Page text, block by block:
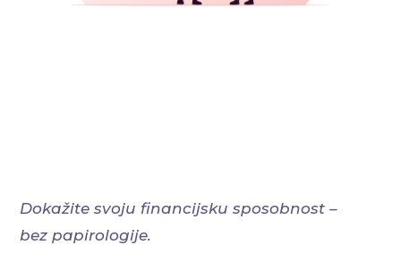
Dokažite svoju financijsku sposobnost –
bez papirologije.